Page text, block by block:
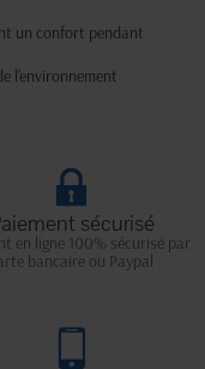
un confort pendant
l'environnement
sécurisé
en ligne 100% sécurisé par
bancaire ou Paypal